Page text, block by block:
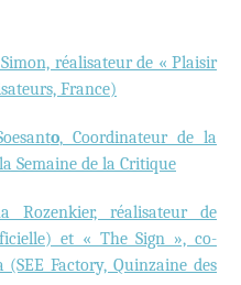
réalisateur de « Plaisir
France)
o, Coordinateur de la
Semaine de la Critique
Rozenkier, réalisateur de
et « The Sign », co-
Factory, Quinzaine des